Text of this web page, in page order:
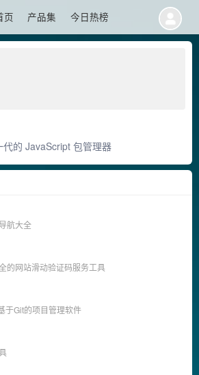
页 产品集 今日热榜
的 JavaScript 包管理器
航大全
的网站滑动验证码服务工具
于Git的项目管理软件